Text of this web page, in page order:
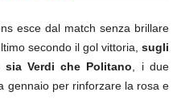
esce dal match senza brillare
secondo il gol vittoria, sugli
Verdi che Politano , i due
gennaio per rinforzare la rosa e